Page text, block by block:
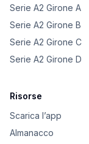
Serie A2 Girone A
Serie A2 Girone B
Serie A2 Girone C
Serie A2 Girone D
Risorse
Scarica l’app
Almanacco